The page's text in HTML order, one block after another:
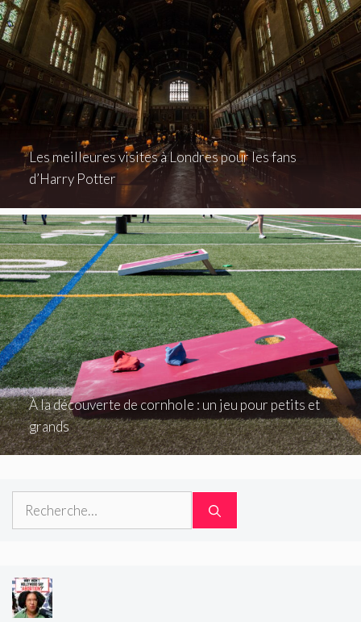
Les meilleures visites à Londres pour les fans
d’Harry Potter
À la découverte de cornhole : un jeu pour petits et
grands
Rechercher :